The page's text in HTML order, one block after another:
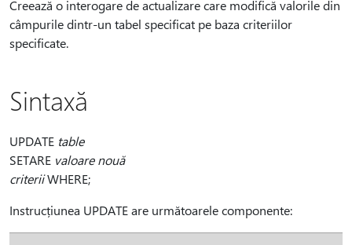
Creează o interogare de actualizare care modifică valorile din
câmpurile dintr-un tabel specificat pe baza criteriilor
specificate.
Sintaxă
UPDATE table
SETARE valoare nouă
criteriiWHERE;
Instrucțiunea UPDATE are următoarele componente: